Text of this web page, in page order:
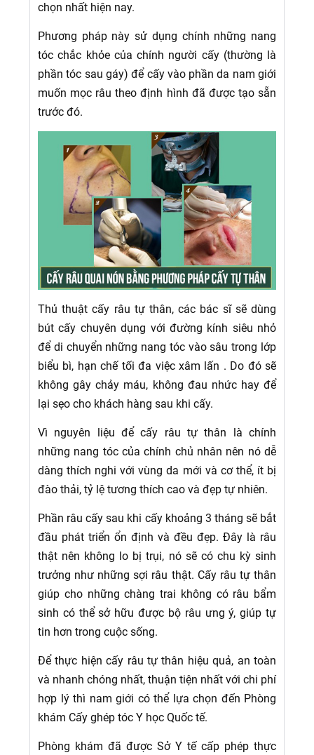
chọn nhất hiện nay.
Phương pháp này sử dụng chính những nang
tóc chắc khỏe của chính người cấy (thường là
phần tóc sau gáy) để cấy vào phần da nam giới
muốn mọc râu theo định hình đã được tạo sẵn
trước đó.
Thủ thuật cấy râu tự thân, các bác sĩ sẽ dùng
bút cấy chuyên dụng với đường kính siêu nhỏ
để di chuyển những nang tóc vào sâu trong lớp
biểu bì, hạn chế tối đa việc xâm lấn . Do đó sẽ
không gây chảy máu, không đau nhức hay để
lại sẹo cho khách hàng sau khi cấy.
Vì nguyên liệu để cấy râu tự thân là chính
những nang tóc của chính chủ nhân nên nó dễ
dàng thích nghi với vùng da mới và cơ thể, ít bị
đào thải, tỷ lệ tương thích cao và đẹp tự nhiên.
Phần râu cấy sau khi cấy khoảng 3 tháng sẽ bắt
đầu phát triển ổn định và đều đẹp. Đây là râu
thật nên không lo bị trụi, nó sẽ có chu kỳ sinh
trưởng như những sợi râu thật. Cấy râu tự thân
giúp cho những chàng trai không có râu bẩm
sinh có thể sở hữu được bộ râu ưng ý, giúp tự
tin hơn trong cuộc sống.
Để thực hiện cấy râu tự thân hiệu quả, an toàn
và nhanh chóng nhất, thuận tiện nhất với chi phí
hợp lý thì nam giới có thể lựa chọn đến Phòng
khám Cấy ghép tóc Y học Quốc tế.
Phòng khám đã được Sở Y tế cấp phép thực